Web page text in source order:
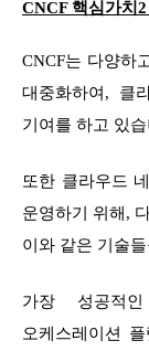
CNCF 핵심가치
CNCF는 다양하
대중화하여, 클
기여를 하고 있
또한 클라우드
운영하기 위해,
이와 같은 기술
가장 성공적
오케스레이션